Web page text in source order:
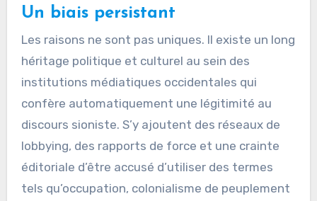
Un biais persistant
Les raisons ne sont pas uniques. Il existe un long
héritage politique et culturel au sein des
institutions médiatiques occidentales qui
confère automatiquement une légitimité au
discours sioniste. S’y ajoutent des réseaux de
lobbying, des rapports de force et une crainte
éditoriale d’être accusé d’utiliser des termes
tels qu’occupation, colonialisme de peuplement